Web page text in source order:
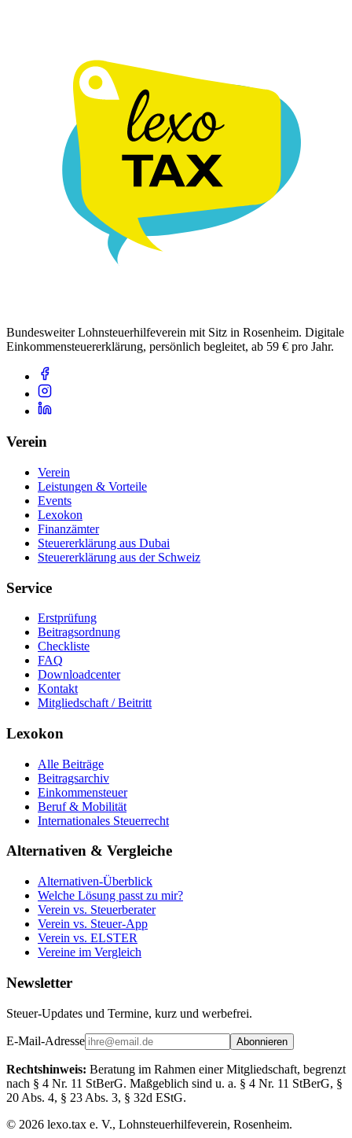
Bundesweiter Lohnsteuerhilfeverein mit Sitz in Rosenheim. Digitale
Einkommensteuererklärung, persönlich begleitet, ab 59 € pro Jahr.
Verein
Verein
Leistungen & Vorteile
Events
Lexokon
Finanzämter
Steuererklärung aus Dubai
Steuererklärung aus der Schweiz
Service
Erstprüfung
Beitragsordnung
Checkliste
FAQ
Downloadcenter
Kontakt
Mitgliedschaft / Beitritt
Lexokon
Alle Beiträge
Beitragsarchiv
Einkommensteuer
Beruf & Mobilität
Internationales Steuerrecht
Alternativen & Vergleiche
Alternativen-Überblick
Welche Lösung passt zu mir?
Verein vs. Steuerberater
Verein vs. Steuer-App
Verein vs. ELSTER
Vereine im Vergleich
Newsletter
Steuer-Updates und Termine, kurz und werbefrei.
E-Mail-Adresse Abonnieren
Rechtshinweis: Beratung im Rahmen einer Mitgliedschaft, begrenzt
nach § 4 Nr. 11 StBerG. Maßgeblich sind u. a. § 4 Nr. 11 StBerG, §
20 Abs. 4, § 23 Abs. 3, § 32d EStG.
© 2026 lexo.tax e. V., Lohnsteuerhilfeverein, Rosenheim.